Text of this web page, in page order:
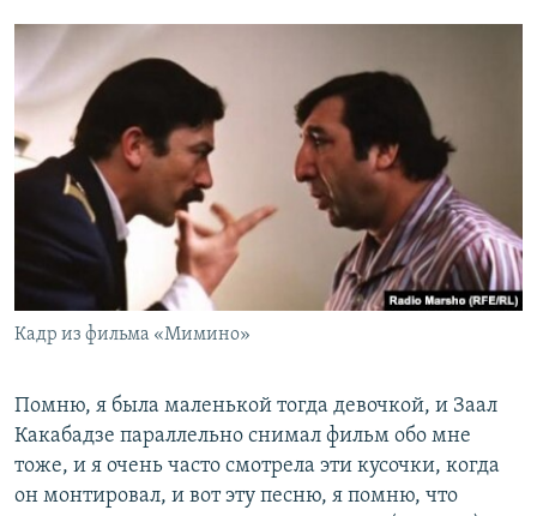
Кадр из фильма «Мимино»
Помню, я была маленькой тогда девочкой, и Заал
Какабадзе параллельно снимал фильм обо мне
тоже, и я очень часто смотрела эти кусочки, когда
он монтировал, и вот эту песню, я помню, что